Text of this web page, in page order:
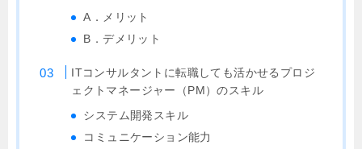
A．メリット
B．デメリット
ITコンサルタントに転職しても活かせるプロジ
ェクトマネージャー（PM）のスキル
システム開発スキル
コミュニケーション能力